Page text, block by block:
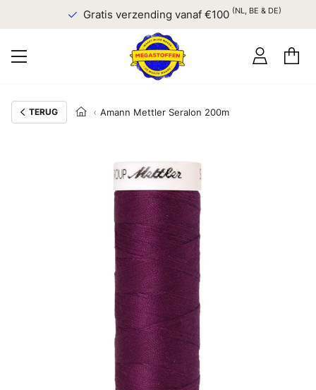
Gratis verzending vanaf €100(NL, BE & DE)
TERUG Amann Mettler Seralon 200m